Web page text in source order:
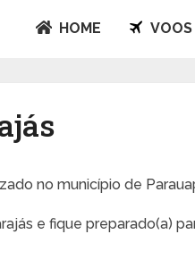
HOME
no município de
e fique preparado(a)